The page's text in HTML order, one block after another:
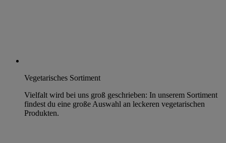
Vegetarisches Sortiment
Vielfalt wird bei uns groß geschrieben: In unserem Sortiment
findest du eine große Auswahl an leckeren vegetarischen
Produkten.